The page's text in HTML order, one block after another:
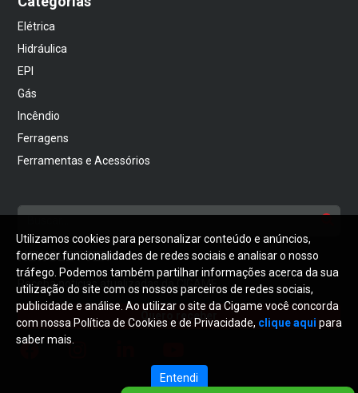
Elétrica
Hidráulica
EPI
Gás
Incêndio
Ferragens
Ferramentas e Acessórios
NEWSLETTER
Receba notícias atualizadas da CIGAME
Quero receber
Utilizamos cookies para personalizar conteúdo e anúncios,
fornecer funcionalidades de redes sociais e analisar o nosso
tráfego. Podemos também partilhar informações acerca da sua
utilização do site com os nossos parceiros de redes sociais,
publicidade e análise. Ao utilizar o site da Cigame você concorda
com nossa Política de Cookies e de Privacidade, clique aqui para
saber mais.
Entendi